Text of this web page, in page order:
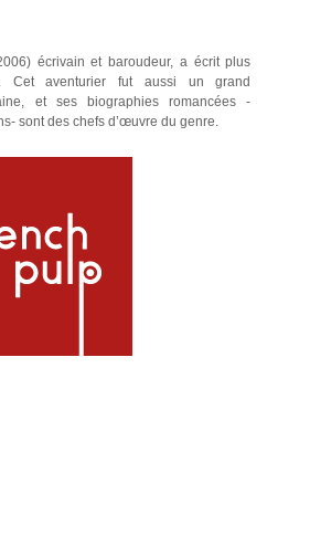
écrivain et baroudeur, a écrit plus
Cet aventurier fut aussi un grand
et ses biographies romancées -
sont des chefs d’œuvre du genre.